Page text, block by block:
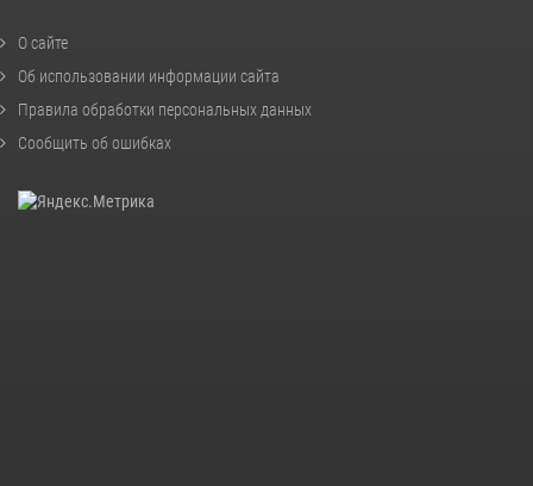
О сайте
Об использовании информации сайта
Правила обработки персональных данных
Сообщить об ошибках